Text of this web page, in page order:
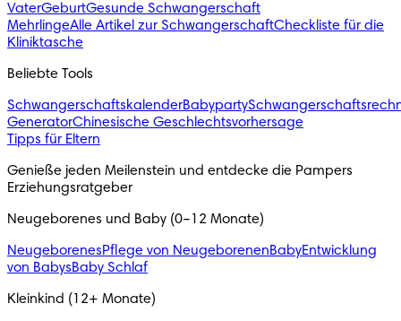
VaterGeburtGesunde Schwangerschaft
MehrlingeAlle Artikel zur SchwangerschaftCheckliste für die
Kliniktasche
Beliebte Tools
SchwangerschaftskalenderBabyparty
GeneratorChinesische Geschlechtsvorhersage
Tipps für Eltern
Genieße jeden Meilenstein und entdecke die Pampers
Erziehungsratgeber
Neugeborenes und Baby (0–12 Monate)
NeugeborenesPflege von NeugeborenenBabyEntwicklung
von BabysBaby Schlaf
Kleinkind (12+ Monate)